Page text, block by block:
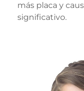
más placa y
significativo.